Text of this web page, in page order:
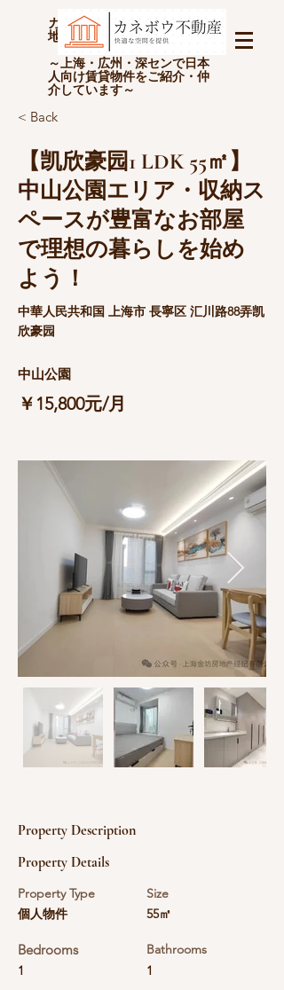
カネボウ不動産(上海金坊房
地产经纪有限公司)
～上海・広州・深センで日本
人向け賃貸物件をご紹介・仲
介しています～
< Back
【凯欣豪园1 LDK 55㎡】
中山公園エリア・収納ス
ペースが豊富なお部屋
で理想の暮らしを始め
よう！
中華人民共和国 上海市 長寧区 汇川路88弄凯
欣豪园
中山公園
￥15,800元/月
Property Description
Property Details
Property Type
個人物件
Bedrooms
1
Size
55㎡
Bathrooms
1